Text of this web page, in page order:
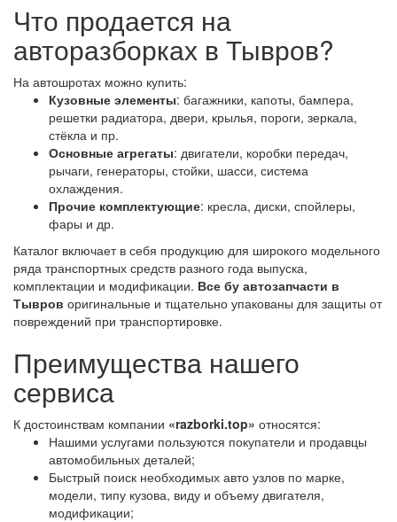
Что продается на
авторазборках в Тывров?
На автошротах можно купить:
Кузовные элементы: багажники, капоты, бампера,
решетки радиатора, двери, крылья, пороги, зеркала,
стёкла и пр.
Основные агрегаты: двигатели, коробки передач,
рычаги, генераторы, стойки, шасси, система
охлаждения.
Прочие комплектующие: кресла, диски, спойлеры,
фары и др.
Каталог включает в себя продукцию для широкого модельного
ряда транспортных средств разного года выпуска,
комплектации и модификации. Все бу автозапчасти в
Тывров оригинальные и тщательно упакованы для защиты от
повреждений при транспортировке.
Преимущества нашего
сервиса
К достоинствам компании «razborki.top» относятся:
Нашими услугами пользуются покупатели и продавцы
автомобильных деталей;
Быстрый поиск необходимых авто узлов по марке,
модели, типу кузова, виду и объему двигателя,
модификации;